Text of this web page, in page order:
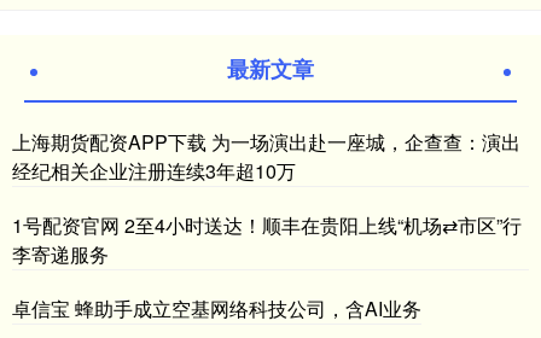
最新文章
上海期货配资APP下载 为一场演出赴一座城，企查查：演出
经纪相关企业注册连续3年超10万
1号配资官网 2至4小时送达！顺丰在贵阳上线“机场⇄市区”行
李寄递服务
卓信宝 蜂助手成立空基网络科技公司，含AI业务